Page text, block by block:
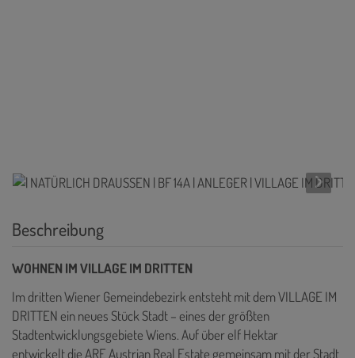
Beschreibung
WOHNEN IM VILLAGE IM DRITTEN
Im dritten Wiener Gemeindebezirk entsteht mit dem VILLAGE IM
DRITTEN ein neues Stück Stadt – eines der größten
Stadtentwicklungsgebiete Wiens. Auf über elf Hektar
entwickelt die ARE Austrian Real Estate gemeinsam mit der Stadt